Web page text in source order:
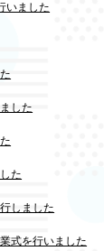
いました
した
た
しました
式を行いました